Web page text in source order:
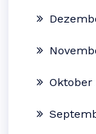
Oktober